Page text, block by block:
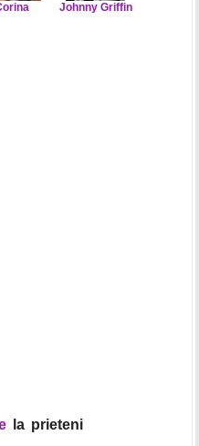
Johnny Griffin
la prieteni